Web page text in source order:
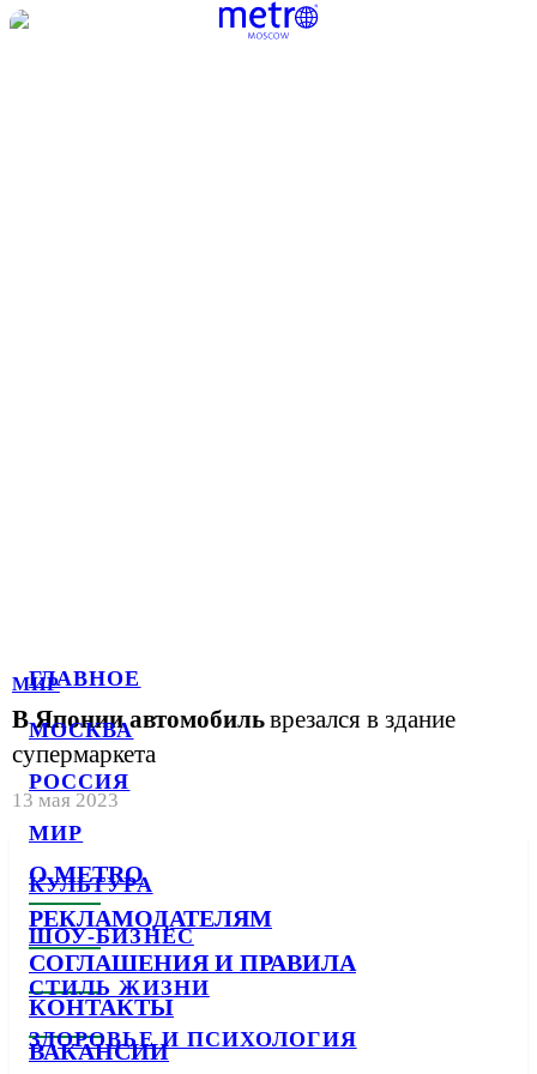
ГЛАВНОЕ
МОСКВА
РОССИЯ
МИР
КУЛЬТУРА
ШОУ-БИЗНЕС
СТИЛЬ ЖИЗНИ
ЗДОРОВЬЕ И ПСИХОЛОГИЯ
МИР
В Японии автомобильврезался в здание
супермаркета
13 мая 2023
О METRO
РЕКЛАМОДАТЕЛЯМ
СОГЛАШЕНИЯ И ПРАВИЛА
КОНТАКТЫ
ВАКАНСИИ